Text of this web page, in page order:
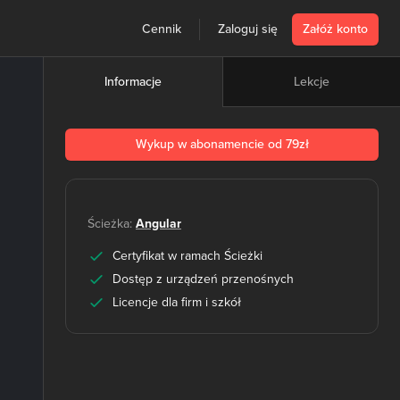
Cennik Zaloguj się Załóż konto
Informacje Lekcje
Wykup w abonamencie od 79zł
Ścieżka: Angular
Certyfikat w ramach Ścieżki
Dostęp z urządzeń przenośnych
Licencje dla firm i szkół